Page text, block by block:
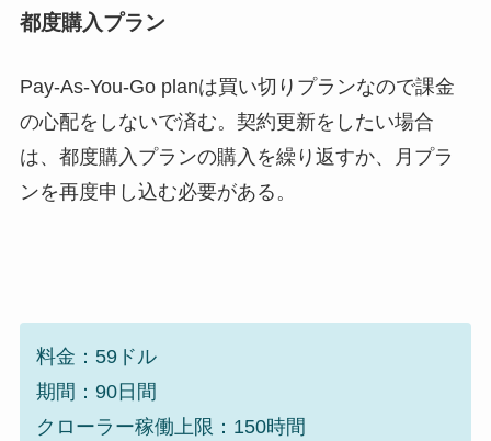
都度購入プラン
Pay-As-You-Go planは買い切りプランなので課金
の心配をしないで済む。契約更新をしたい場合
は、都度購入プランの購入を繰り返すか、月プラ
ンを再度申し込む必要がある。
料金：59ドル
期間：90日間
クローラー稼働上限：150時間